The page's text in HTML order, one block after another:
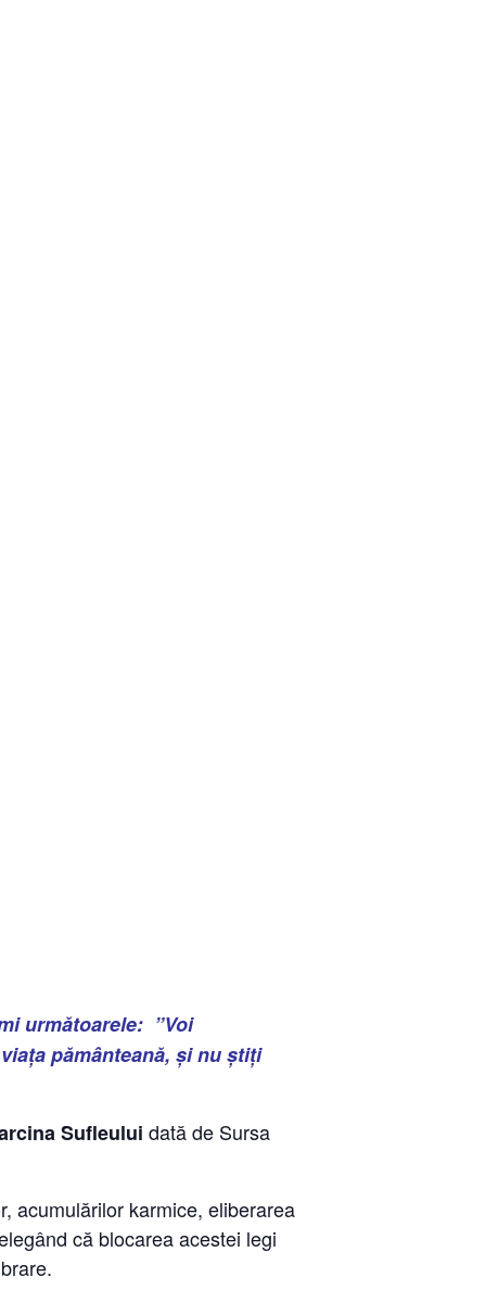
următoarele: ”Voi
pământeană, și nu știți
Sufleului dată de Sursa
acumulărilor karmice, eliberarea
că blocarea acestei legi